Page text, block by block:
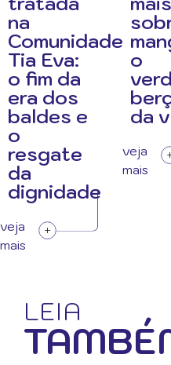
na
Comunidade
Tia Eva:
o fim da
era dos
baldes e
o
resgate
da
dignidade
veja
mais
o
da
veja
mais
LEIA